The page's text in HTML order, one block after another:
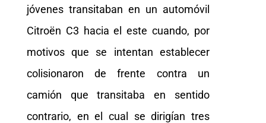
jóvenes transitaban en un automóvil
Citroën C3 hacia el este cuando, por
motivos que se intentan establecer
colisionaron de frente contra un
camión que transitaba en sentido
contrario, en el cual se dirigían tres